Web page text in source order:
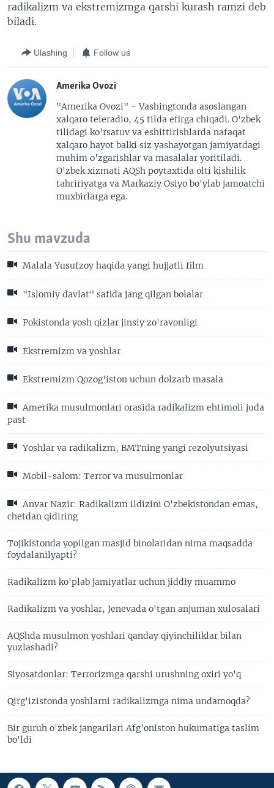
radikalizm va ekstremizmga qarshi kurash ramzi deb
biladi.
Ulashing Follow us
Amerika Ovozi
"Amerika Ovozi" - Vashingtonda asoslangan
xalqaro teleradio, 45 tilda efirga chiqadi. O'zbek
tilidagi ko'rsatuv va eshittirishlarda nafaqat
xalqaro hayot balki siz yashayotgan jamiyatdagi
muhim o'zgarishlar va masalalar yoritiladi.
O'zbek xizmati AQSh poytaxtida olti kishilik
tahririyatga va Markaziy Osiyo bo'ylab jamoatchi
muxbirlarga ega.
Shu mavzuda
Malala Yusufzoy haqida yangi hujjatli film
"Islomiy davlat" safida jang qilgan bolalar
Pokistonda yosh qizlar jinsiy zo'ravonligi
Ekstremizm va yoshlar
Ekstremizm Qozog'iston uchun dolzarb masala
Amerika musulmonlari orasida radikalizm ehtimoli juda
past
Yoshlar va radikalizm, BMTning yangi rezolyutsiyasi
Mobil-salom: Terror va musulmonlar
Anvar Nazir: Radikalizm ildizini O'zbekistondan emas,
chetdan qidiring
Tojikistonda yopilgan masjid binolaridan nima maqsadda
foydalanilyapti?
Radikalizm ko'plab jamiyatlar uchun jiddiy muammo
Radikalizm va yoshlar, Jenevada o'tgan anjuman xulosalari
AQShda musulmon yoshlari qanday qiyinchiliklar bilan
yuzlashadi?
Siyosatdonlar: Terrorizmga qarshi urushning oxiri yo'q
Qirg'izistonda yoshlarni radikalizmga nima undamoqda?
Bir guruh o'zbek jangarilari Afg'oniston hukumatiga taslim
bo'ldi